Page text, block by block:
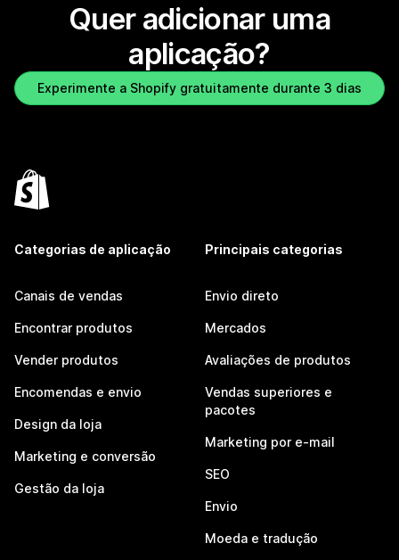
Quer adicionar uma
aplicação?
Experimente a Shopify gratuitamente durante 3 dias
Categorias de aplicação
Canais de vendas
Encontrar produtos
Vender produtos
Encomendas e envio
Design da loja
Marketing e conversão
Gestão da loja
Principais categorias
Envio direto
Mercados
Avaliações de produtos
Vendas superiores e
pacotes
Marketing por e-mail
SEO
Envio
Moeda e tradução